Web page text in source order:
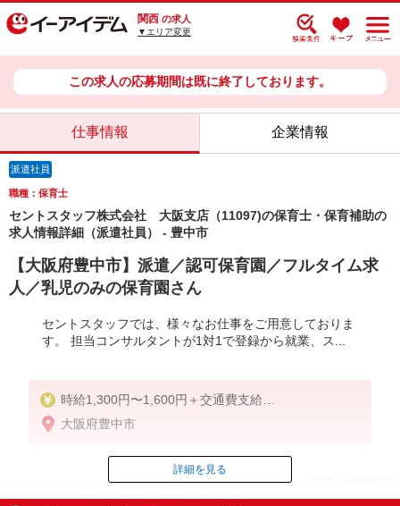
関西 の求人
▼エリア変更
この求人の応募期間は既に終了しております。
仕事情報 企業情報
派遣社員
職種：保育士
セントスタッフ株式会社 大阪支店（11097)の保育士・保育補助の
求人情報詳細（派遣社員） - 豊中市
【大阪府豊中市】派遣／認可保育園／フルタイム求
人／乳児のみの保育園さん
セントスタッフでは、様々なお仕事をご用意しておりま
す。 担当コンサルタントが1対1で登録から就業、ス...
時給1,300円〜1,600円＋交通費支給
※勤務日数、ご経験等により考慮
大阪府豊中市
ID：AE0519338658
詳細を見る